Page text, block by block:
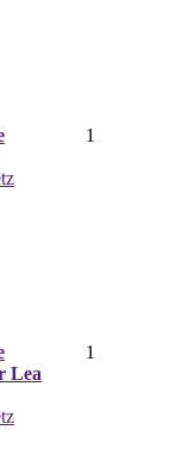
1
Lea
1